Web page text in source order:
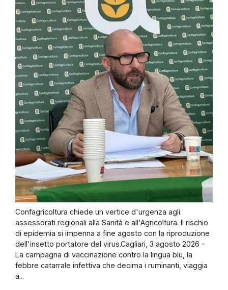
Confagricoltura chiede un vertice d'urgenza agli
assessorati regionali alla Sanità e all'Agricoltura. Il rischio
di epidemia si impenna a fine agosto con la riproduzione
dell'insetto portatore del virus.Cagliari, 3 agosto 2026 -
La campagna di vaccinazione contro la lingua blu, la
febbre catarrale infettiva che decima i ruminanti, viaggia
a...